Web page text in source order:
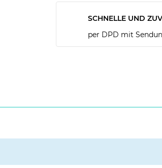
SCHNELLE UND
per DPD mit